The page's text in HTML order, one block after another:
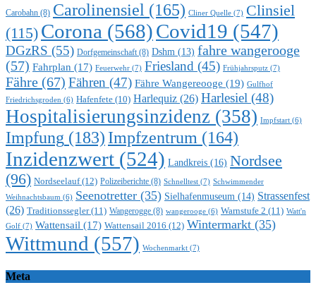
Carobahn (8) Carolinensiel (165) Cliner Quelle (7) Clinsiel
(115) Corona (568)Covid19 (547)
DGzRS (55) Dorfgemeinschaft(8) Dshm (13) fahre wangerooge
(57) Fahrplan (17) Feuerwehr (7) Friesland (45) Frühjahrsputz (7)
Fähre (67) Fähren (47) Fähre Wangereooge (19) Gulfhof
Friedrichsgroden (6) Hafenfete (10) Harlequiz (26) Harlesiel (48)
Hospitalisierungsinzidenz (358) Impfstart (6)
Impfung (183) Impfzentrum (164)
Inzidenzwert (524) Landkreis (16) Nordsee
(96) Nordseelauf(12) Polizeiberichte (8) Schnelltest (7) Schwimmender
Weihnachtsbaum (6) Seenotretter (35) Sielhafenmuseum (14) Strassenfest
(26) Traditionssegler(11) Wangerogge (8) wangerooge (6) Warnstufe 2 (11) Watt'n
Golf (7) Wattensail (17) Wattensail 2016 (12) Wintermarkt (35)
Wittmund (557) Wochenmarkt (7)
Meta